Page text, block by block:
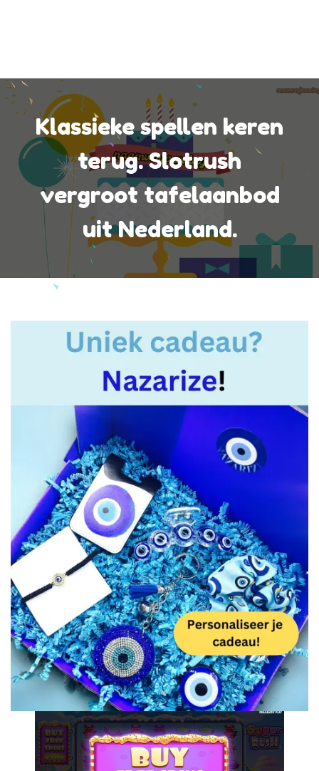
Klassieke spellen keren
terug. Slotrush
vergroot tafelaanbod
uit Nederland.